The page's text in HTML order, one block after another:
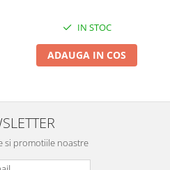
IN STOC
ADAUGA IN COS
si promotiile noastre